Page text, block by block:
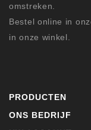
omstreken.
Bestel online in
in onze winkel.
PRODUCTEN
ONS BEDRIJF